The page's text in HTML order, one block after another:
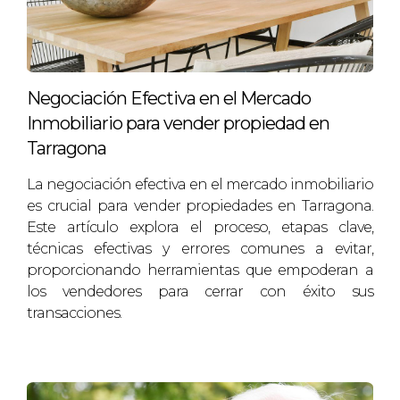
EL IMPACTO DE LOS COLORES
EN LA VENTA
La elección de colores puede influir significativamente en
cómo los potenciales compradores perciben tu hogar. Los
tonos neutros como el blanco, el beige o el gris suave son
excelentes opciones, ya que crean un ambiente luminoso y
acogedor. Los colores cálidos, como el amarillo o el
naranja, pueden transmitir energía y felicidad. Considera
realizar una pintura fresca en las paredes para dar un
aspecto renovado y fresco a tu hogar antes de mostrarlo.
Recuerda que la saturación de colores vibrantes puede
Negociación Efectiva en el Mercado
Inmobiliario para vender propiedad en
Tarragona
La negociación efectiva en el mercado inmobiliario
es crucial para vender propiedades en Tarragona.
Este artículo explora el proceso, etapas clave,
técnicas efectivas y errores comunes a evitar,
proporcionando herramientas que empoderan a
los vendedores para cerrar con éxito sus
transacciones.